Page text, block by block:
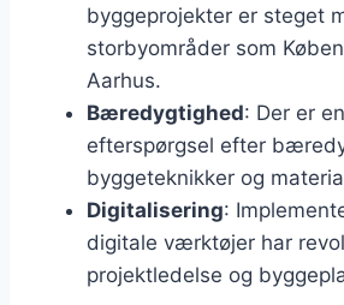
byggeprojekter er steget
storbyområder som
Aarhus.
Bæredygtighed: Der er
efterspørgsel efter
byggeteknikker og
Digitalisering:
digitale værktøjer har
projektledelse og